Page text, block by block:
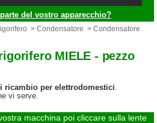
del vostro apparecchio?
> Condensatore > Condensatore
MIELE - pezzo
ricambio per elettrodomestici.
vi serve.
macchina poi cliccare sulla lente